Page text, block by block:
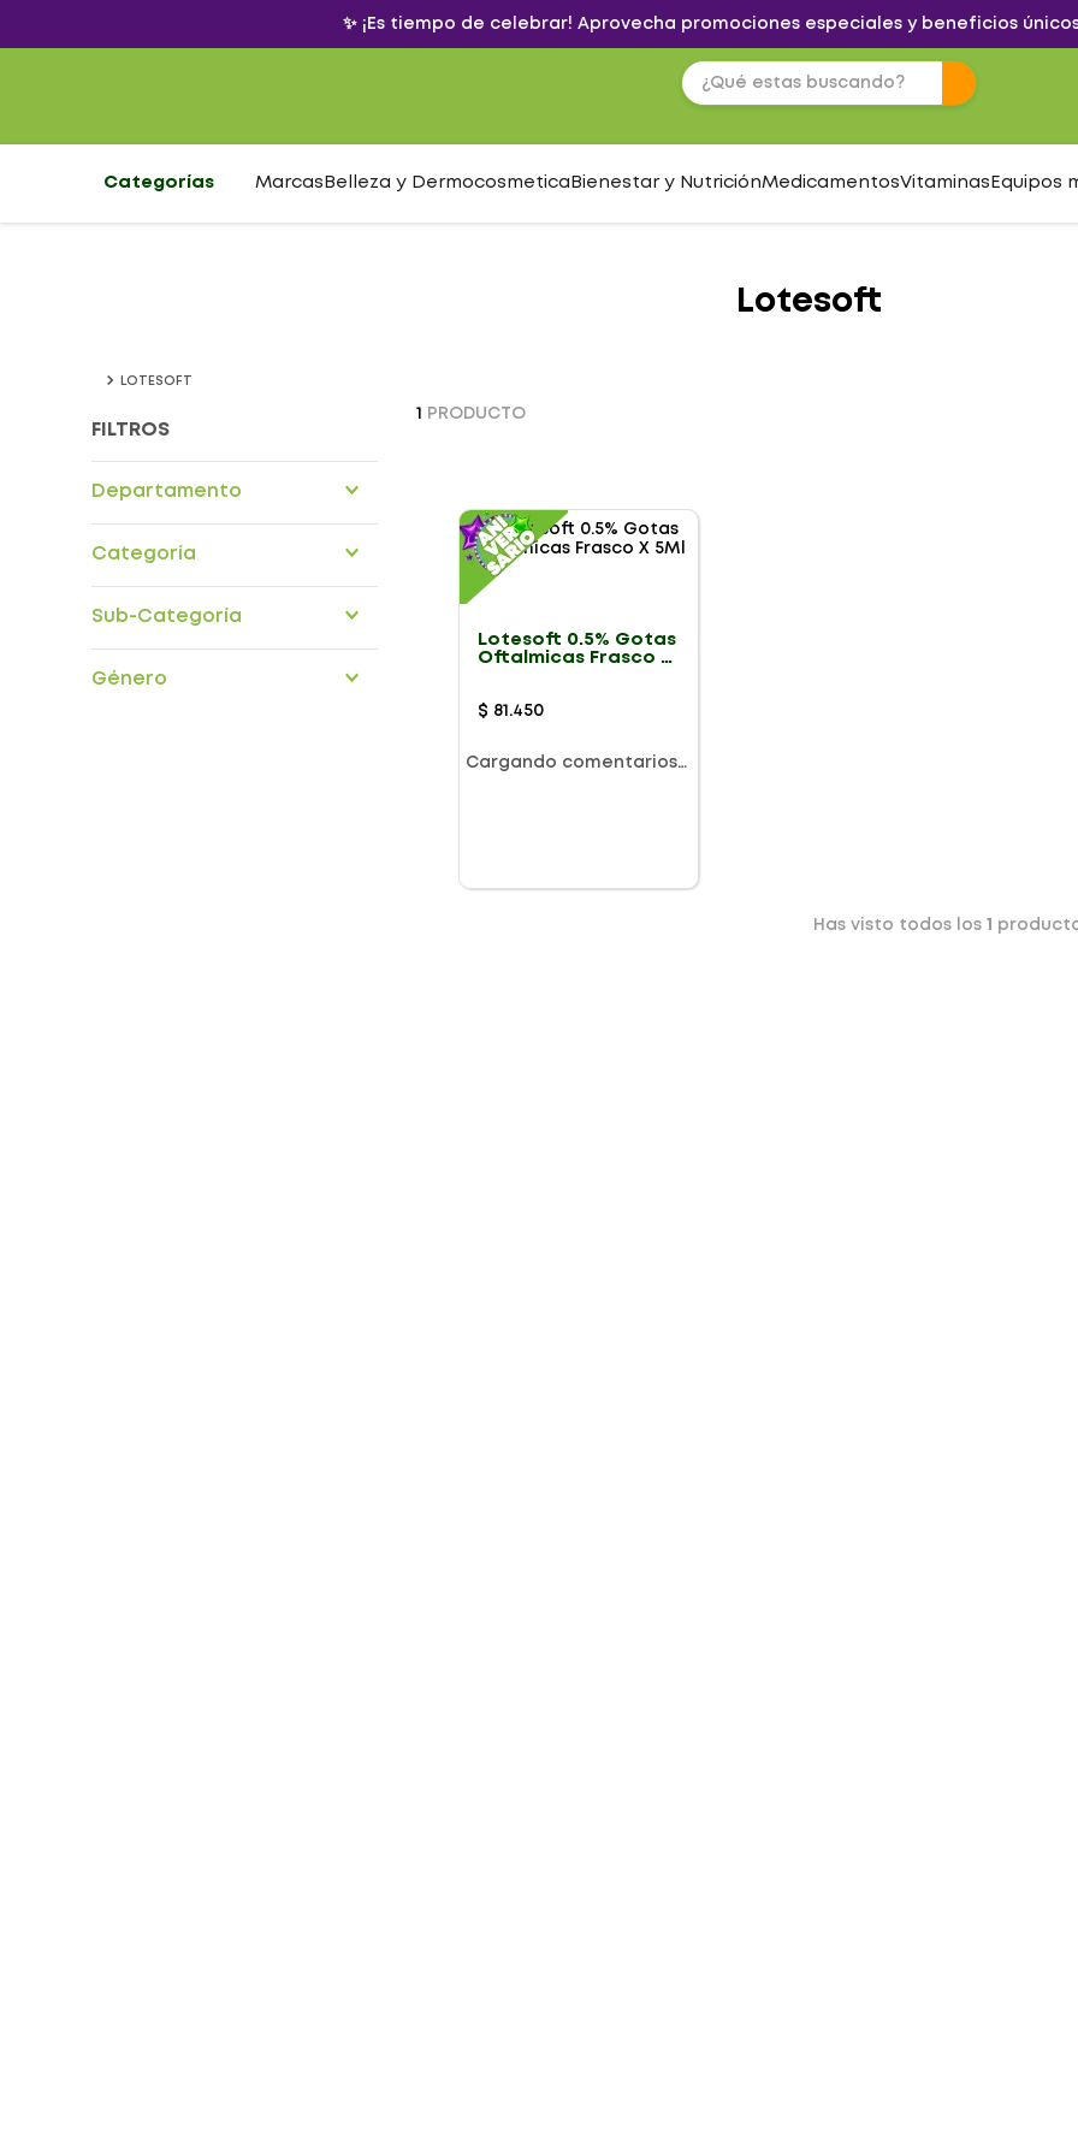
✨ ¡Es tiempo de celebrar! Aprovecha promociones especiales y beneficios
Categorías Marcas Belleza y Dermocosmetica Bienestar y NutriciónMedicamentosVitaminas Equipos
Lotesoft
LOTESOFT
FILTROS
Departamento
Categoría
Sub-Categoría
Género
1 PRODUCTO
Lotesoft 0.5% Gotas
Oftalmicas Frasco X
$ 81 .450
Cargando comentarios…
Has visto todos los 1